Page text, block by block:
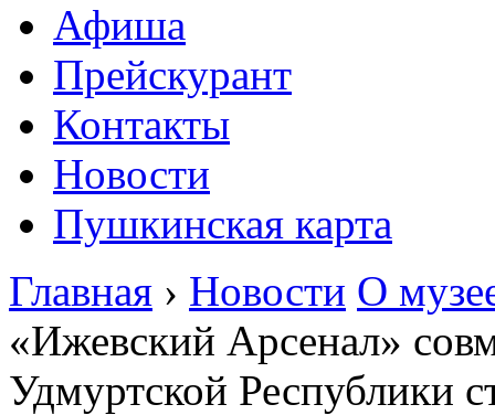
Афиша
Прейскурант
Контакты
Новости
Пушкинская карта
Главная › Новости О
«Ижевский Арсенал»
Удмуртской Республики